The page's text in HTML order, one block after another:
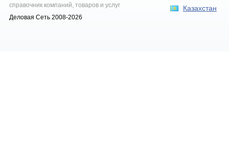
Казахстан
справочник компаний, товаров и услуг
Деловая Сеть 2008-2026